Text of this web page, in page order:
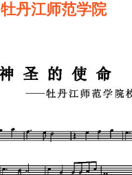
牡丹江师范学院